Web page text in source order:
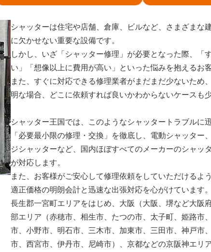
シャッターは住宅や店舗、倉庫、ビルなど、さまざまな
に欠かせない重要な設備です。
しかし、いざ「シャッター修理」が必要となった際、「
い」「想像以上に費用が高い」といった悩みを抱えるお
また、すぐに対応できる修理業者がまだまだ少ないため
明な場合、どこに依頼すれば良いかわからないケースも
シャッター王国では、このようなシャッタートラブルに
「必要最小限の修理・交換」を徹底し、電動シャッター
ジシャッターなど、国内ほぼすべてのメーカーのシャッ
が対応します。
また、お客様がご安心して修理依頼をしていただけるよ
適正価格の明朗会計と迅速な出張対応を心がけています。
長生郡一宮町エリアをはじめ、大阪（大阪、堺など大阪
部エリア（赤穂市、相生市、たつの市、太子町、姫路市
市、小野市、明石市、三木市、加東市、三田市、神戸市
市、西宮市、伊丹市、尼崎市）、京都などの京阪神エリ